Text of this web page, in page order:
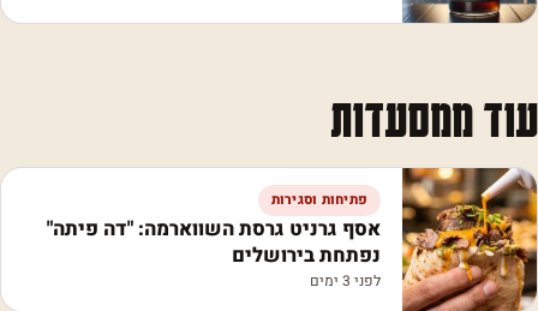
עוד ממסעדות
פתיחות וסגירות
אסף גרניט גרסת השווארמה: "דה פיתה"
נפתחת בירושלים
לפני 3 ימים